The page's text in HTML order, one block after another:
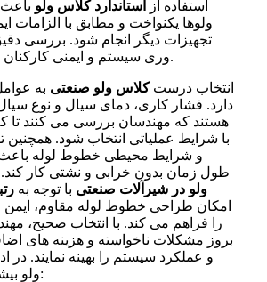
استفاده از استاندارد کلاس ولو
ولوها یکنواخت و مطابق با الزامات
تجهیزات دیگر انجام شود. بررسی
وری سیستم و ایمنی کارکنان را تضمین می کند.
انتخاب درستکلاس ولو صنعتی به
دارد. فشار کاری، دمای سیال و نوع سیال
هستند که مهندسان بررسی می کنند تا
با شرایط عملیاتی انتخاب شود. همچنین
و شرایط محیطی خطوط لوله
طول زمان بدون خرابی و نشتی کار کند.
ولو در شیرآلات صنعتی با توجه به
امکان طراحی خطوط لوله مقاوم، ایمن
را فراهم می کند. با انتخاب صحیح،
بروز مشکلات ناخواسته و هزینه های
و عملکرد سیستم را بهینه نمایند. در
ولو بیشتر آشنا می شوید: